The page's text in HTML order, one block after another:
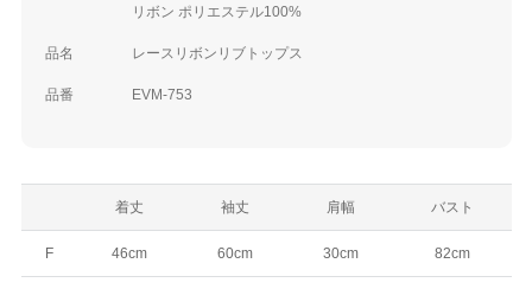
リボン ポリエステル100%
品名 レースリボンリブトップス
品番 EVM-753
着丈 袖丈 肩幅 バスト
F 46cm 60cm 30cm 82cm